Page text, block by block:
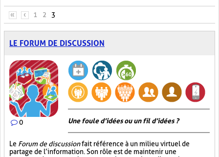
PAGES
« ‹ 1 2 3
LE FORUM DE DISCUSSION
0 Une foule d’idées ou un fil d’idées ?
Le Forum de discussionfait référence à un milieu virtuel de
partage de l’information. Son rôle est de maintenir une